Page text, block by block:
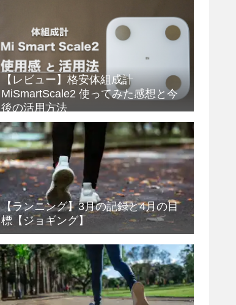
【レビュー】格安体組成計
MiSmartScale2 使ってみた感想と今
後の活用方法
【ランニング】3月の記録と4月の目
標【ジョギング】